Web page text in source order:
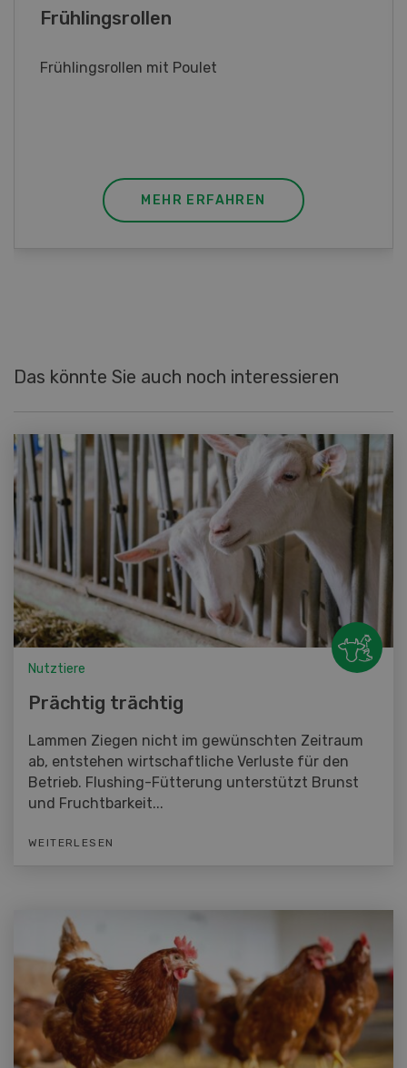
Poulet mit Spinat-Dörrtomaten-
MEHR ERFAHREN
Das könnte Sie auch noch interessieren
Nutztiere
Prächtig trächtig
Lammen Ziegen nicht im gewünschten Zeitraum
ab, entstehen wirtschaftliche Verluste für den
Betrieb. Flushing-Fütterung unterstützt Brunst
und Fruchtbarkeit...
WEITERLESEN